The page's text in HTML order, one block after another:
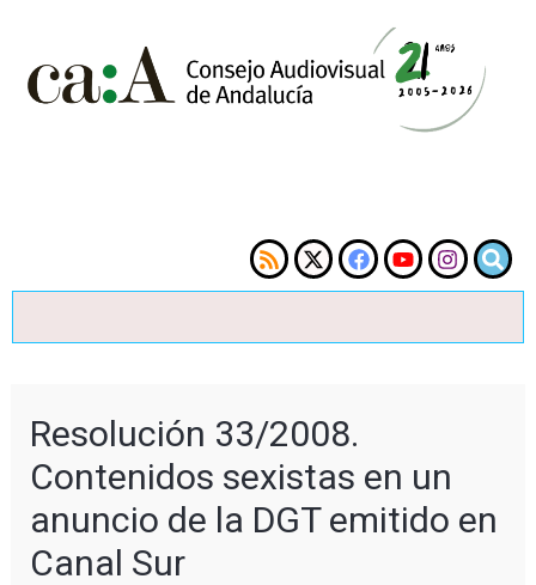
Resolución 33/2008.
Contenidos sexistas en un
anuncio de la DGT emitido en
Canal Sur